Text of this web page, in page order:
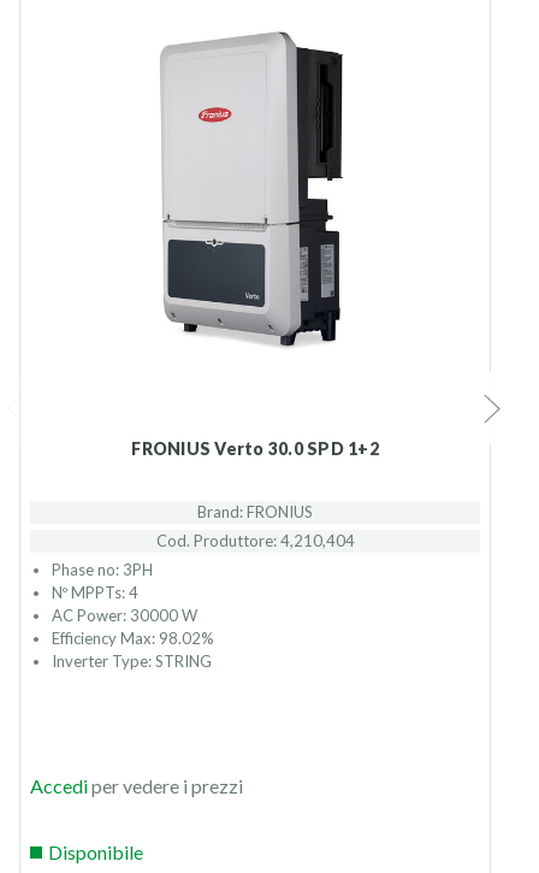
FRONIUS Verto 30.0 SPD 1+2
Brand: FRONIUS
Cod. Produttore: 4,210,404
Phase no: 3PH
Nº MPPTs: 4
AC Power: 30000 W
Efficiency Max: 98.02%
Inverter Type: STRING
Accediper vedere i prezzi
Disponibile